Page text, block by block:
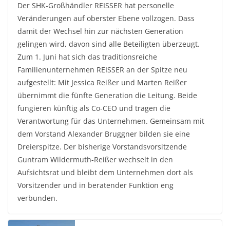
Der SHK-Großhändler REISSER hat personelle
Veränderungen auf oberster Ebene vollzogen. Dass
damit der Wechsel hin zur nächsten Generation
gelingen wird, davon sind alle Beteiligten überzeugt.
Zum 1. Juni hat sich das traditionsreiche
Familienunternehmen REISSER an der Spitze neu
aufgestellt: Mit Jessica Reißer und Marten Reißer
übernimmt die fünfte Generation die Leitung. Beide
fungieren künftig als Co-CEO und tragen die
Verantwortung für das Unternehmen. Gemeinsam mit
dem Vorstand Alexander Bruggner bilden sie eine
Dreierspitze. Der bisherige Vorstandsvorsitzende
Guntram Wildermuth-Reißer wechselt in den
Aufsichtsrat und bleibt dem Unternehmen dort als
Vorsitzender und in beratender Funktion eng
verbunden.